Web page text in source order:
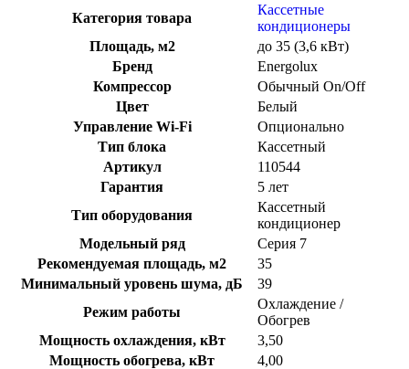
Категория товара
Кассетные
кондиционеры
Площадь, м2
до 35 (3,6 кВт)
Бренд
Energolux
Компрессор
Обычный On/Off
Цвет
Белый
Управление Wi-Fi
Опционально
Тип блока
Кассетный
Артикул
110544
Гарантия
5 лет
Тип оборудования
Кассетный
кондиционер
Модельный ряд
Серия 7
Рекомендуемая площадь, м2
35
Минимальный уровень шума, дБ
39
Режим работы
Охлаждение /
Обогрев
Мощность охлаждения, кВт
3,50
Мощность обогрева, кВт
4,00